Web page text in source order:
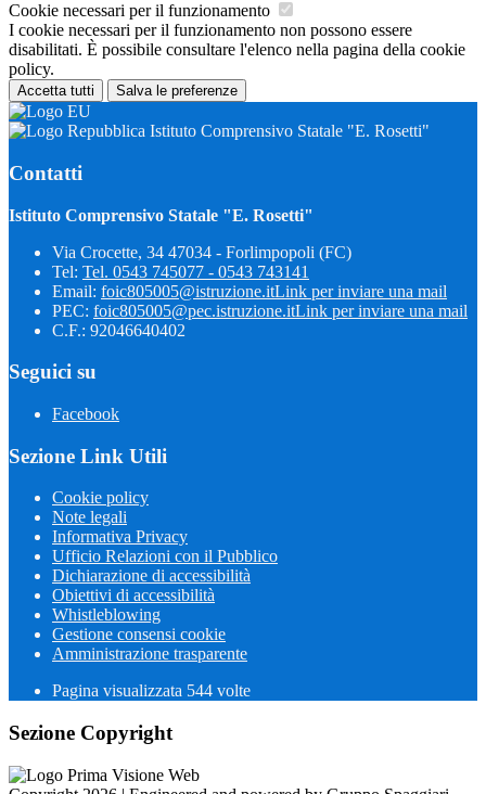
Cookie necessari per il funzionamento
I cookie necessari per il funzionamento non possono essere
disabilitati. È possibile consultare l'elenco nella pagina della cookie
policy.
Accetta tutti Salva le preferenze
Istituto Comprensivo Statale "E. Rosetti"
Contatti
Istituto Comprensivo Statale "E. Rosetti"
Via Crocette, 34 47034 - Forlimpopoli (FC)
Tel: Tel. 0543 745077 - 0543 743141
Email: foic805005@istruzione.itLink per inviare una mail
PEC: foic805005@pec.istruzione.itLink per inviare una mail
C.F.: 92046640402
Seguici su
Facebook
Sezione Link Utili
Cookie policy
Note legali
Informativa Privacy
Ufficio Relazioni con il Pubblico
Dichiarazione di accessibilità
Obiettivi di accessibilità
Whistleblowing
Gestione consensi cookie
Amministrazione trasparente
Pagina visualizzata 544 volte
Sezione Copyright